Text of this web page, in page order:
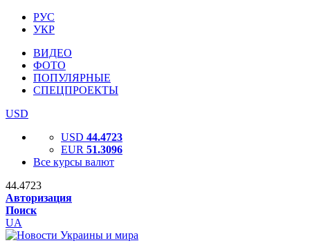
РУС
УКР
ВИДЕО
ФОТО
ПОПУЛЯРНЫЕ
СПЕЦПРОЕКТЫ
USD
USD 44.4723
EUR 51.3096
Все курсы валют
44.4723
Авторизация
Поиск
UA